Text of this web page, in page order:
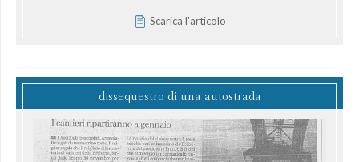
Scarica l'articolo
dissequestro di una autostrada